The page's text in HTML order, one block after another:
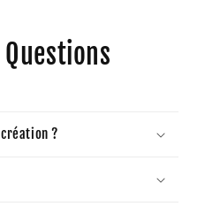
Questions
?